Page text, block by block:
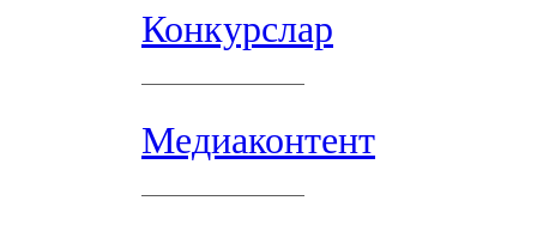
Конкурслар
Медиаконтент